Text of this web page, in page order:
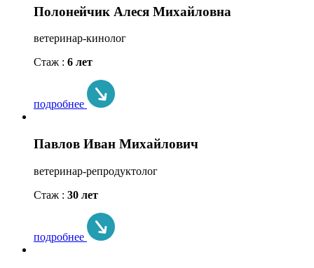
Полонейчик Алеся Михайловна
ветеринар-кинолог
Стаж : 6 лет
подробнее
Павлов Иван Михайлович
ветеринар-репродуктолог
Стаж : 30 лет
подробнее